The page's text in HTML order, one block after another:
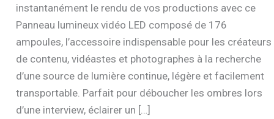
instantanément le rendu de vos productions avec ce
Panneau lumineux vidéo LED composé de 176
ampoules, l’accessoire indispensable pour les créateurs
de contenu, vidéastes et photographes à la recherche
d’une source de lumière continue, légère et facilement
transportable. Parfait pour déboucher les ombres lors
d’une interview, éclairer un […]